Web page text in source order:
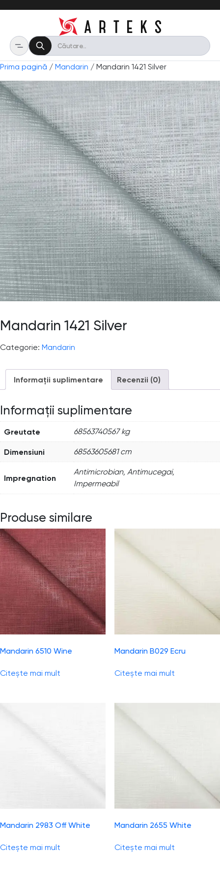
Prima pagină / Mandarin / Mandarin 1421 Silver
Mandarin 1421 Silver
Categorie: Mandarin
Informații suplimentare Recenzii (0)
Informații suplimentare
Greutate 68563740567 kg
Dimensiuni 68563605681 cm
Impregnation
Antimicrobian, Antimucegai,
Impermeabil
Produse similare
Mandarin 6510 Wine
Citește mai mult
Mandarin B029 Ecru
Citește mai mult
Mandarin 2983 Off White
Citește mai mult
Mandarin 2655 White
Citește mai mult